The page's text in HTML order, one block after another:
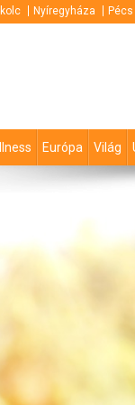
Nyíregyháza Pécs
Európa Világ